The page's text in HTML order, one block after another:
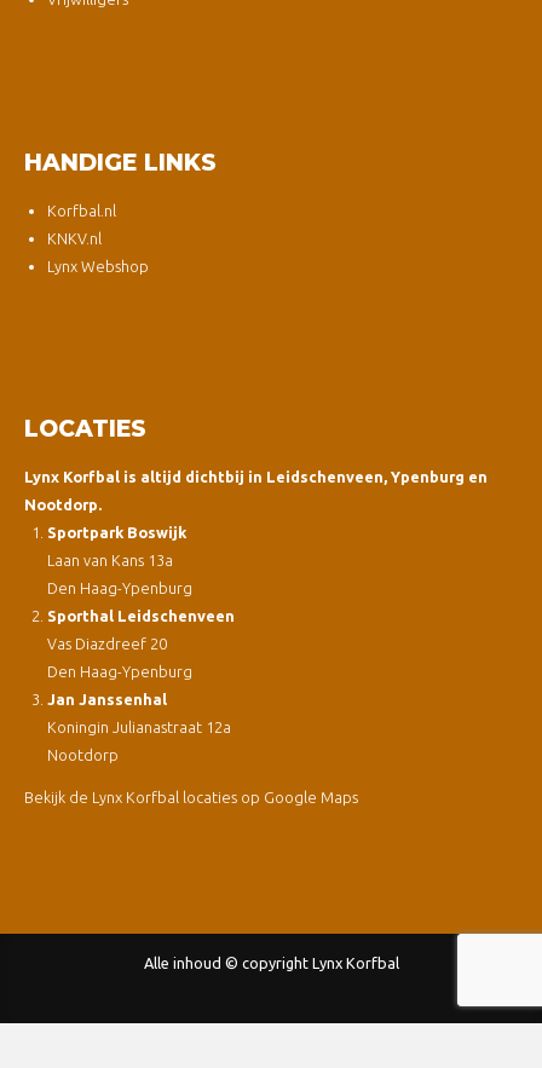
HANDIGE LINKS
Korfbal.nl
KNKV.nl
Lynx Webshop
LOCATIES
Lynx Korfbal is altijd dichtbij in Leidschenveen, Ypenburg en
Nootdorp.
Sportpark Boswijk
Laan van Kans 13a
Den Haag-Ypenburg
Sporthal Leidschenveen
Vas Diazdreef 20
Den Haag-Ypenburg
Jan Janssenhal
Koningin Julianastraat 12a
Nootdorp
Bekijk de Lynx Korfbal locaties op Google Maps
Alle inhoud © copyright Lynx Korfbal